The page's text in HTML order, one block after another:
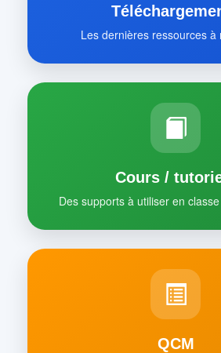
Les dernières ressources à
Cours /
Des supports à utiliser en
QCM